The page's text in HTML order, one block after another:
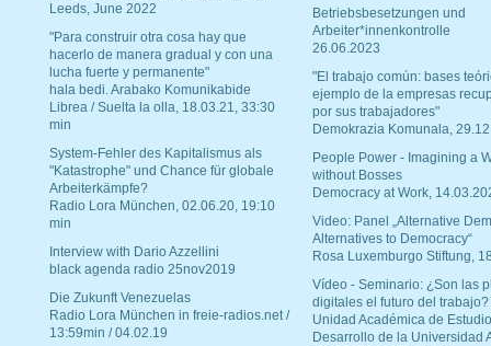
Leeds, June 2022
"Para construir otra cosa hay que
hacerlo de manera gradual y con una
lucha fuerte y permanente"
hala bedi. Arabako Komunikabide
Librea / Suelta la olla, 18.03.21, 33:30
min
System-Fehler des Kapitalismus als
"Katastrophe" und Chance für globale
Arbeiterkämpfe?
Radio Lora München, 02.06.20, 19:10
min
Interview with Dario Azzellini
black agenda radio 25nov2019
Die Zukunft Venezuelas
Radio Lora München in freie-radios.net /
13:59min / 04.02.19
Betriebsbesetzungen und
Arbeiter*innenkontrolle
26.06.2023
"El trabajo común: bases
ejemplo de la empresas
por sus trabajadores"
Demokrazia Komunala,
People Power - Imagining a
without Bosses
Democracy at Work,
Video: Panel „Alternative
Alternatives to Democracy“
Rosa Luxemburgo Stiftung,
Vídeo - Seminario: ¿Son las
digitales el futuro del trabajo?
Unidad Académica de
Desarrollo de la Universidad